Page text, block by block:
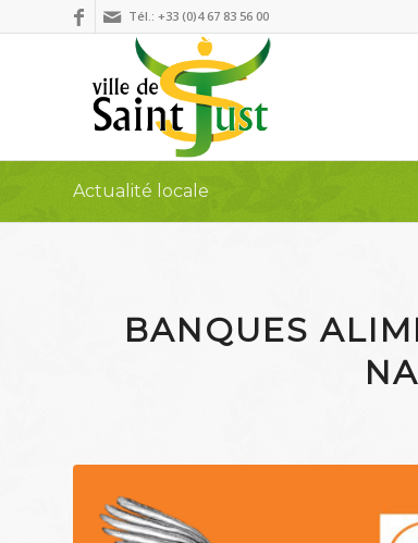
Tél.: +33 (0)4 67 83 56 00
Actualité locale
BANQUES